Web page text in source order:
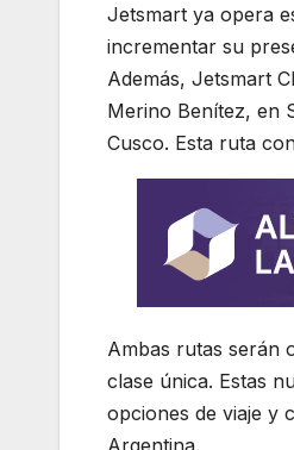
Jetsmart ya opera
incrementar su
Además, Jetsmart
Merino Benítez, en
Cusco. Esta ruta
Ambas rutas serán
clase única. Estas
opciones de viaje y